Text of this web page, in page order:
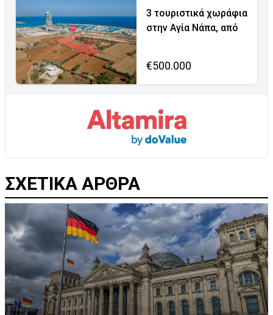
3 τουριστικά χωράφια
στην Αγία Νάπα, από
€500.000
ΣΧΕΤΙΚΑ ΑΡΘΡΑ